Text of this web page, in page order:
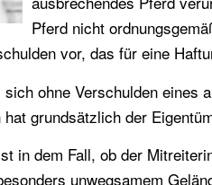
Pferd nicht
vor, das für eine
ohne Verschulden eines
hat grundsätzlich der
in dem Fall, ob der
unwegsamem